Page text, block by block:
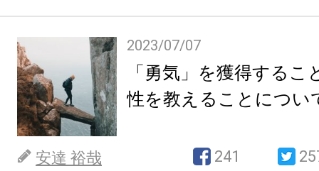
2023/07/07
「勇気」を獲得するこ
性を教えることについ
安達 裕哉 241